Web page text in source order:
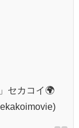
セカコイ🌍